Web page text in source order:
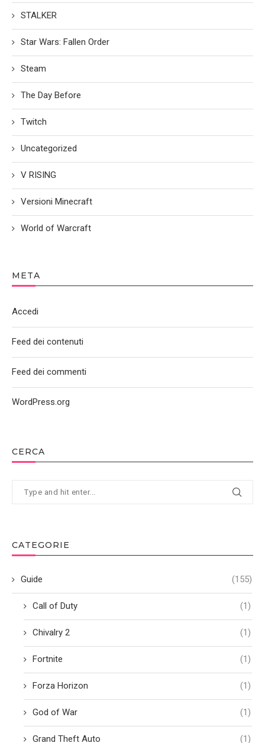
CERCA
CATEGORIE
Guide (155)
Call of Duty (1)
Chivalry 2 (1)
Fortnite (1)
Forza Horizon (1)
God of War (1)
Grand Theft Auto (1)
STALKER
Star Wars: Fallen Order
Steam
The Day Before
Twitch
Uncategorized
V RISING
Versioni Minecraft
World of Warcraft
META
Accedi
Feed dei contenuti
Feed dei commenti
WordPress.org